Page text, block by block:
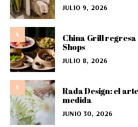
JULIO 9, 2026
4
China Grill
Shops
JULIO 8, 2026
5
Rada Design: el
medida
JUNIO 30, 2026